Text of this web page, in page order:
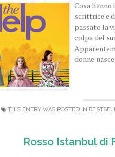
Cosa hanno
scrittrice e
passato la
colpa del
donne
THIS ENTRY WAS POSTED IN
Rosso Istanbul di